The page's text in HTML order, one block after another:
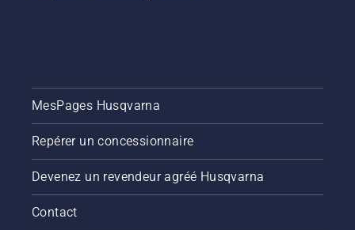
MesPages Husqvarna
Repérer un concessionnaire
Devenez un revendeur agréé Husqvarna
Contact